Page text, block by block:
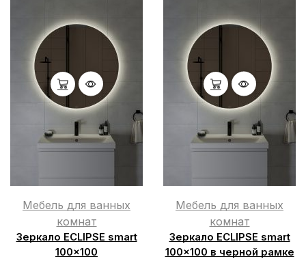
Мебель для ванных
комнат
Зеркало ECLIPSE smart
100×100
Мебель для ванных
комнат
Зеркало ECLIPSE smart
100×100 в черной рамке